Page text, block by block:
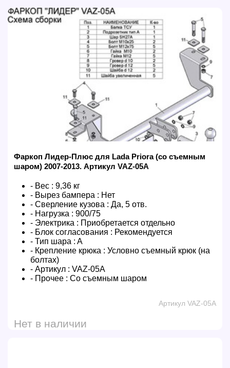
Фаркоп Лидер-Плюс для Lada Priora (со съемным
шаром) 2007-2013. Артикул VAZ-05A
- Вес : 9,36 кг
- Вырез бампера : Нет
- Сверление кузова : Да, 5 отв.
- Нагрузка : 900/75
- Электрика : Приобретается отдельно
- Блок согласования : Рекомендуется
- Тип шара : A
- Крепление крюка : Условно съемный крюк (на
болтах)
- Артикул : VAZ-05A
- Прочее : Со съемным шаром
Артикул VAZ-05A
Нет в наличии